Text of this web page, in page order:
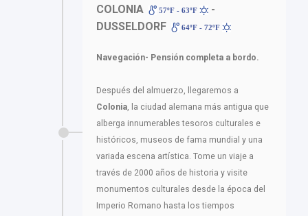
COLONIA
57ºF - 63ºF
-
DUSSELDORF
64ºF - 72ºF
Navegación- Pensión completa a bordo.
Después del almuerzo, llegaremos a
Colonia, la ciudad alemana más antigua que
alberga innumerables tesoros culturales e
históricos, museos de fama mundial y una
variada escena artística. Tome un viaje a
través de 2000 años de historia y visite
monumentos culturales desde la época del
Imperio Romano hasta los tiempos